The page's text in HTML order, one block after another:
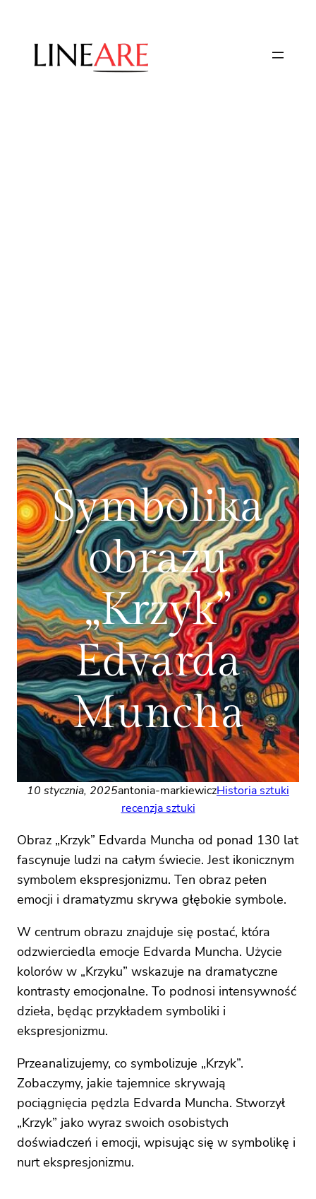
Symbolika
obrazu
„Krzyk”
Edvarda
Muncha
10 stycznia, 2025antonia-markiewiczHistoria sztuki
recenzja sztuki
Obraz „Krzyk” Edvarda Muncha od ponad 130 lat
fascynuje ludzi na całym świecie. Jest ikonicznym
symbolem ekspresjonizmu. Ten obraz pełen
emocji i dramatyzmu skrywa głębokie symbole.
W centrum obrazu znajduje się postać, która
odzwierciedla emocje Edvarda Muncha. Użycie
kolorów w „Krzyku” wskazuje na dramatyczne
kontrasty emocjonalne. To podnosi intensywność
dzieła, będąc przykładem symboliki i
ekspresjonizmu.
Przeanalizujemy, co symbolizuje „Krzyk”.
Zobaczymy, jakie tajemnice skrywają
pociągnięcia pędzla Edvarda Muncha. Stworzył
„Krzyk” jako wyraz swoich osobistych
doświadczeń i emocji, wpisując się w symbolikę i
nurt ekspresjonizmu.